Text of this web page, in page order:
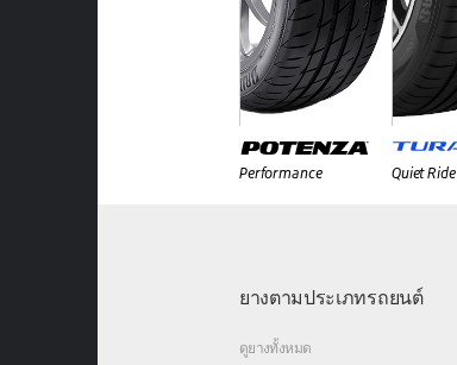
Performance Quiet Ride
ยางตามประเภทรถยนต์
ดูยางทั้งหมด